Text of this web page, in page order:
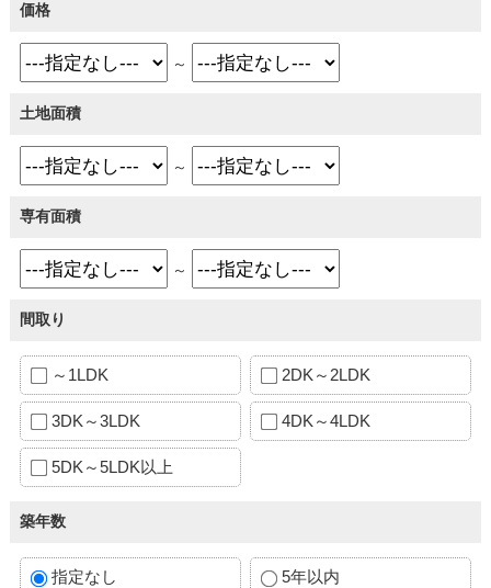
価格
～
土地面積
～
専有面積
～
間取り
～1LDK 2DK～2LDK
3DK～3LDK 4DK～4LDK
5DK～5LDK以上
築年数
指定なし 5年以内